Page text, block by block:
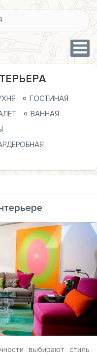
ГОСТИНАЯ
ВАННАЯ
выбирают стиль